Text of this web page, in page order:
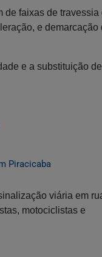
de faixas de travessia
e demarcação
e a substituição de
Piracicaba
viária em
motociclistas e